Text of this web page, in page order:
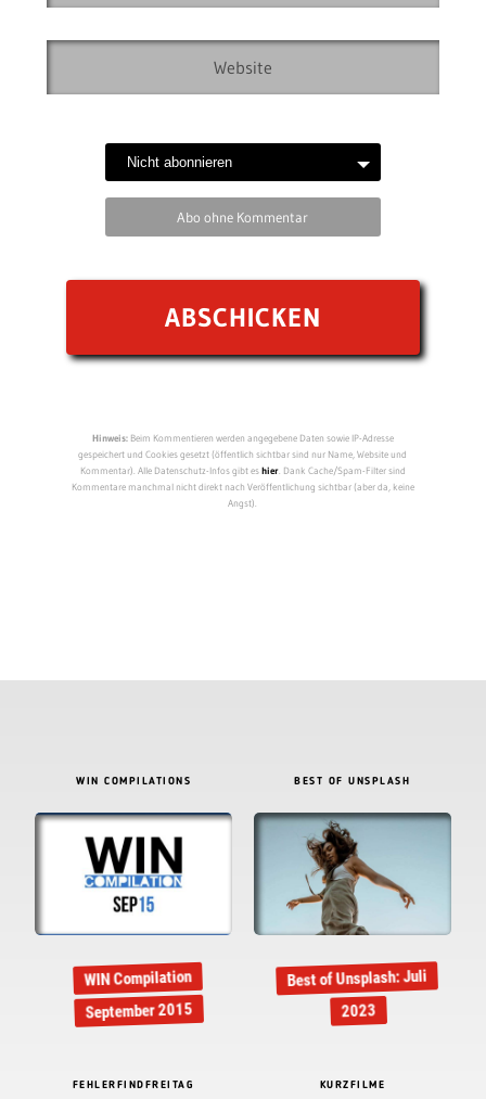
Abo ohne Kommentar
Hinweis:Beim Kommentieren werden angegebene Daten sowie IP-Adresse
gespeichert und Cookies gesetzt (öffentlich sichtbar sind nur Name, Website und
Kommentar). Alle Datenschutz-Infos gibt eshier. Dank Cache/Spam-Filter sind
Kommentare manchmal nicht direkt nach Veröffentlichung sichtbar (aber da, keine
Angst).
WIN COMPILATIONS
WIN Compilation
September 2015
BEST OF UNSPLASH
Best of Unsplash: Juli
2023
FEHLERFINDFREITAG KURZFILME